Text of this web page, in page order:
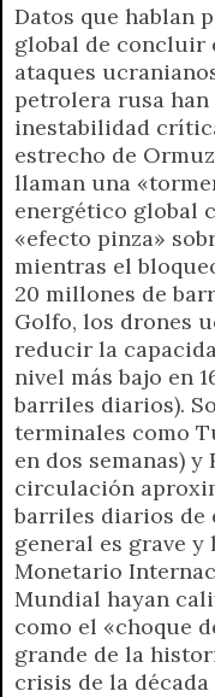
Datos que hablan
global de concluir
ataques
petrolera rusa
inestabilidad
estrecho de
llaman una
energético global
«efecto pinza»
mientras el
20 millones de
Golfo, los drones
reducir la
nivel más bajo en
barriles diarios).
terminales como
en dos semanas) y
circulación
barriles diarios de
general es grave y
Monetario
Mundial hayan
como el «choque
grande de la
crisis de la década